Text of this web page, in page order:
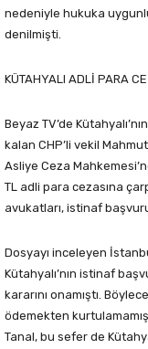
nedeniyle hukuka
denilmişti.
KÜTAHYALI ADLİ PARA
Beyaz TV’de
kalan CHP’li vekil
Asliye Ceza
TL adli para cezasına
avukatları, istinaf
Dosyayı inceleyen
Kütahyalı’nın istinaf
kararını onamıştı.
ödemekten
Tanal, bu sefer de